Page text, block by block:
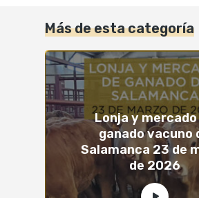
Más de esta categoría
Lonja y mercado
ganado vacuno
Salamanca 23 de
de 2026